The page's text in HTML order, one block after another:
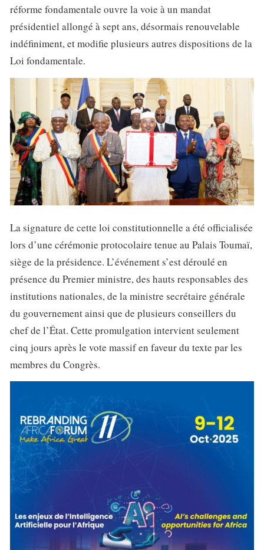
réforme fondamentale ouvre la voie à un mandat
présidentiel allongé à sept ans, désormais renouvelable
indéfiniment, et modifie plusieurs autres dispositions de la
Loi fondamentale.
La signature de cette loi constitutionnelle a été officialisée
lors d’une cérémonie protocolaire tenue au Palais Toumaï,
siège de la présidence. L’événement s’est déroulé en
présence du Premier ministre, des hauts responsables des
institutions nationales, de la ministre secrétaire générale
du gouvernement ainsi que de plusieurs conseillers du
chef de l’État. Cette promulgation intervient seulement
cinq jours après le vote massif en faveur du texte par les
membres du Congrès.